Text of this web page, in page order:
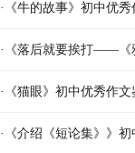
·《牛的故事》初中优
·《落后就要挨打——《
·《猫眼》初中优秀作文
·《介绍《短论集》》